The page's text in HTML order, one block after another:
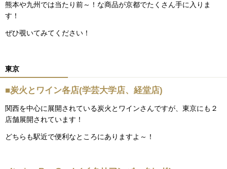
熊本や九州では当たり前～！な商品が京都でたくさん手に入りま
す！
ぜひ覗いてみてください！
東京
■炭火とワイン各店(学芸大学店、経堂店)
関西を中心に展開されている炭火とワインさんですが、東京にも２
店舗展開されています！
どちらも駅近で便利なところにありますよ～！